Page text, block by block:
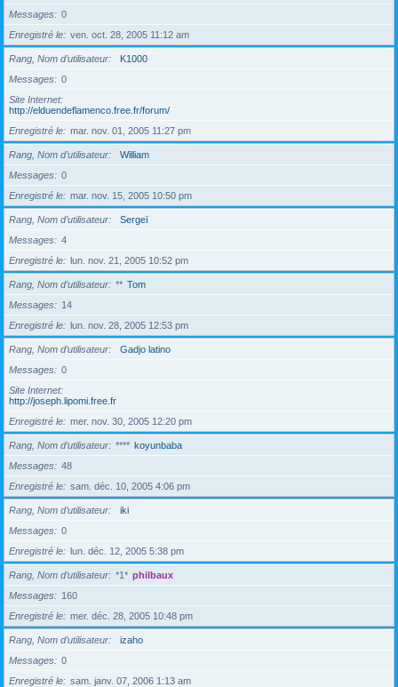
Messages
0
Enregistré le
ven. oct. 28, 2005 11:12 am
Rang, Nom d’utilisateur
K1000
Messages
0
Site Internet
http://elduendeflamenco.free.fr/forum/
Enregistré le
mar. nov. 01, 2005 11:27 pm
Rang, Nom d’utilisateur
William
Messages
0
Enregistré le
mar. nov. 15, 2005 10:50 pm
Rang, Nom d’utilisateur
Sergeï
Messages
4
Enregistré le
lun. nov. 21, 2005 10:52 pm
Rang, Nom d’utilisateur ** Tom
Messages
14
Enregistré le
lun. nov. 28, 2005 12:53 pm
Rang, Nom d’utilisateur
Gadjo latino
Messages
0
Site Internet
http://joseph.lipomi.free.fr
Enregistré le
mer. nov. 30, 2005 12:20 pm
Rang, Nom d’utilisateur **** koyunbaba
Messages
48
Enregistré le
sam. déc. 10, 2005 4:06 pm
Rang, Nom d’utilisateur
iki
Messages
0
Enregistré le
lun. déc. 12, 2005 5:38 pm
Rang, Nom d’utilisateur *1* philbaux
Messages
160
Enregistré le
mer. déc. 28, 2005 10:48 pm
Rang, Nom d’utilisateur
izaho
Messages
0
Enregistré le
sam. janv. 07, 2006 1:13 am